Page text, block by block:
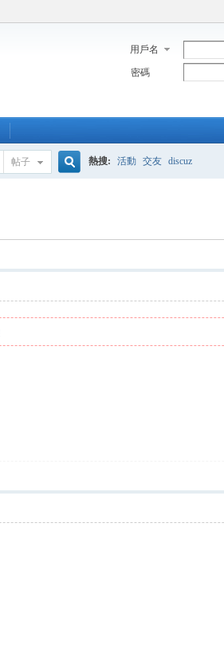
用戶名
密碼
帖子 熱搜: 活動 交友 discuz